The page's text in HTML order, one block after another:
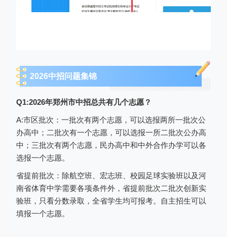
方法二，可以直接访问
http:// gzzs.jyt.henan.gov.cn，进入“
进入考生登录界面，登录分为“账号登
录”和“扫码登录 ”2种方式：
1、使用账号密码登录
①登录账号：中招准考证号。
② 证件号码：输入正确的18位身份证
号。
2026中招问题集锦
Q1:2026年郑州市中招总共有几个志愿？
A:市区批次：一批次有两个志愿，可以选报两所一批次公
办高中；二批次有一个志愿，可以选报一所二批次公办高
中；三批次有两个志愿，民办高中和中外合作办学可以各
选报一个志愿。
省提前批次：除航空班、宏志班、校园足球实验班以及河
南省体育中学需要各项条件外，省提前批次二批次创新实
验班，只看分数录取，全省学生均可报考。自主招生可以
填报一个志愿。